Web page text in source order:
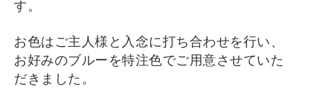
す。
お色はご主人様と入念に打ち合わせを行い、
お好みのブルーを特注色でご用意させていた
だきました。